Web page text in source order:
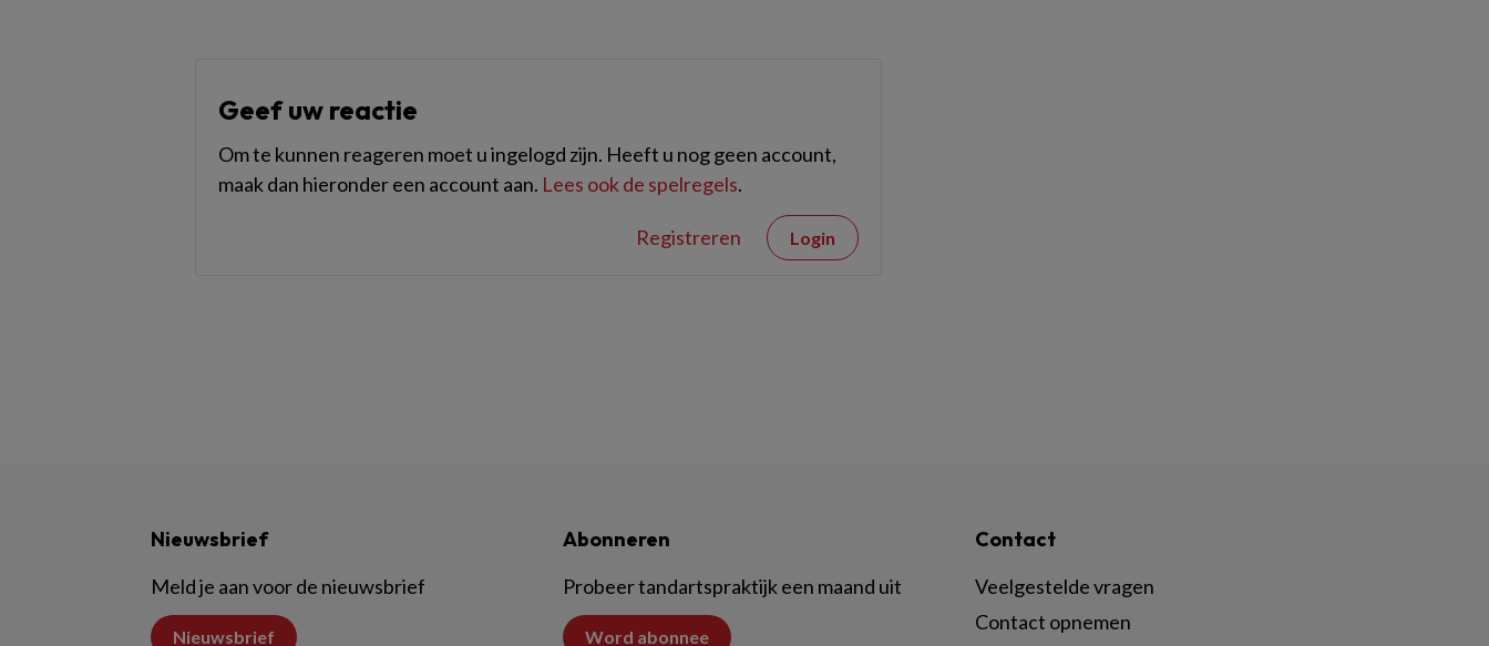
Geef uw reactie
Om te kunnen reageren moet u ingelogd zijn. Heeft u nog geen account,
maak dan hieronder een account aan. Lees ook de spelregels.
Registreren Login
Nieuwsbrief
Meld je aan voor de nieuwsbrief
Nieuwsbrief
Abonneren
Probeer tandartspraktijk een maand uit
Word abonnee
Contact
Veelgestelde vragen
Contact opnemen